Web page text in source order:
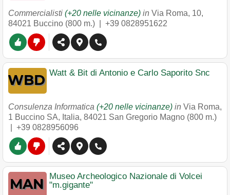
Commercialisti (+20 nelle vicinanze) in Via Roma, 10,
84021 Buccino (800 m.) | +39 0828951622
Watt & Bit di Antonio e Carlo Saporito Snc
Consulenza Informatica (+20 nelle vicinanze) in Via Roma,
1 Buccino SA, Italia, 84021 San Gregorio Magno (800 m.)
+39 0828956096
Museo Archeologico Nazionale di Volcei
"m.gigante"